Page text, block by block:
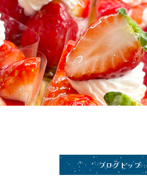
ブログトップ